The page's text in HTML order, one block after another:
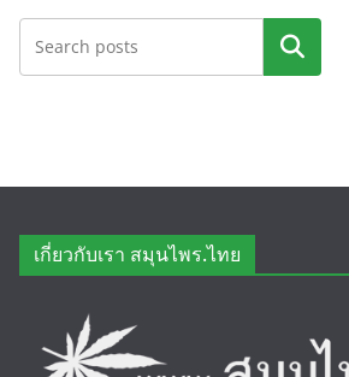
ค้นหา
เกี่ยวกับเรา สมุนไพร.ไทย